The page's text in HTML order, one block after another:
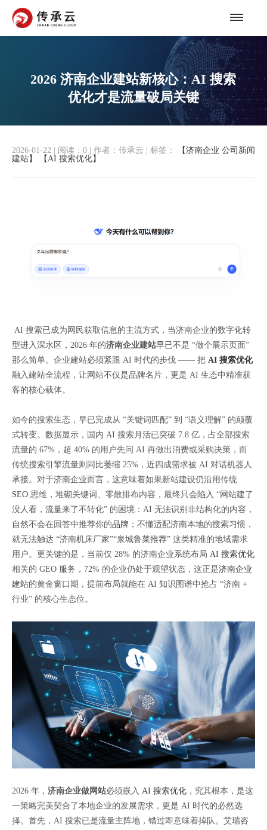
2026 济南企业建站新核心：AI 搜索
优化才是流量破局关键
公司新闻
2026-01-22 阅读： 0 作者：传承云 标签：
【济南企业
建站】
【AI 搜索优化】
AI 搜索已成为网民获取信息的主流方式，当济南企业的数字化转
型进入深水区，2026 年的济南企业建站早已不是 “做个展示页面”
那么简单。企业建站必须紧跟 AI 时代的步伐 —— 把 AI 搜索优化
融入建站全流程，让网站不仅是品牌名片，更是 AI 生态中精准获
客的核心载体。
如今的搜索生态，早已完成从 “关键词匹配” 到 “语义理解” 的颠覆
式转变。数据显示，国内 AI 搜索月活已突破 7.8 亿，占全部搜索
流量的 67%，超 40% 的用户先问 AI 再做出消费或采购决策，而
传统搜索引擎流量则同比萎缩 25%，近四成需求被 AI 对话机器人
承接。对于济南企业而言，这意味着如果新站建设仍沿用传统
SEO 思维，堆砌关键词、零散排布内容，最终只会陷入 “网站建了
没人看，流量来了不转化” 的困境：AI 无法识别非结构化的内容，
自然不会在回答中推荐你的品牌 ；不懂适配济南本地的搜索习惯，
就无法触达 “济南机床厂家”“泉城鲁菜推荐” 这类精准的地域需求
用户。更关键的是，当前仅 28% 的济南企业系统布局 AI 搜索优化
相关的 GEO 服务，72% 的企业仍处于观望状态，这正是济南企业
建站的黄金窗口期，提前布局就能在 AI 知识图谱中抢占 “济南 +
行业” 的核心生态位。
2026 年， 济南企业做网站必须嵌入 AI 搜索优化 ，究其根本，是这
一策略完美契合了本地企业的发展需求，更是 AI 时代的必然选
择。首先，AI 搜索已是流量主阵地，错过即意味着掉队。艾瑞咨